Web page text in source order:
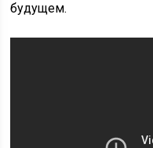
будущем.